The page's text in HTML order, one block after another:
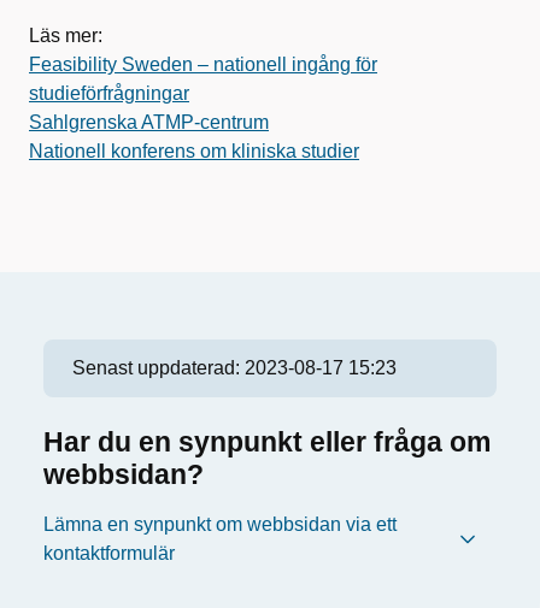
Läs mer:
Feasibility Sweden – nationell ingång för
studieförfrågningar
Sahlgrenska ATMP-centrum
Nationell konferens om kliniska studier
Senast uppdaterad: 2023-08-17 15:23
Har du en synpunkt eller fråga om
webbsidan?
Lämna en synpunkt om webbsidan via ett
kontaktformulär